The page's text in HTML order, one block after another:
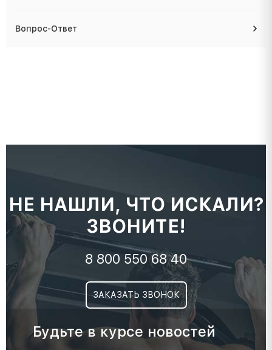
Вопрос-Ответ
НЕ НАШЛИ, ЧТО ИСКАЛИ?
ЗВОНИТЕ!
8 800 550 68 40
ЗАКАЗАТЬ ЗВОНОК
Будьте в курсе новостей